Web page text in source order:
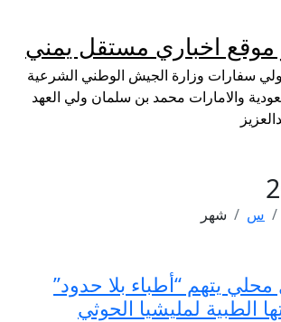
موقع اخباري مستقل يمني
سفارات وزارة الجيش الوطني الشرعية
والامارات محمد بن سلمان ولي العهد
س شهر
يتهم “أطباء بلا حدود”
الطبية لمليشيا الحوثي